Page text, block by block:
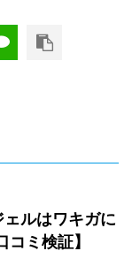
ルはワキガに
ミ検証】